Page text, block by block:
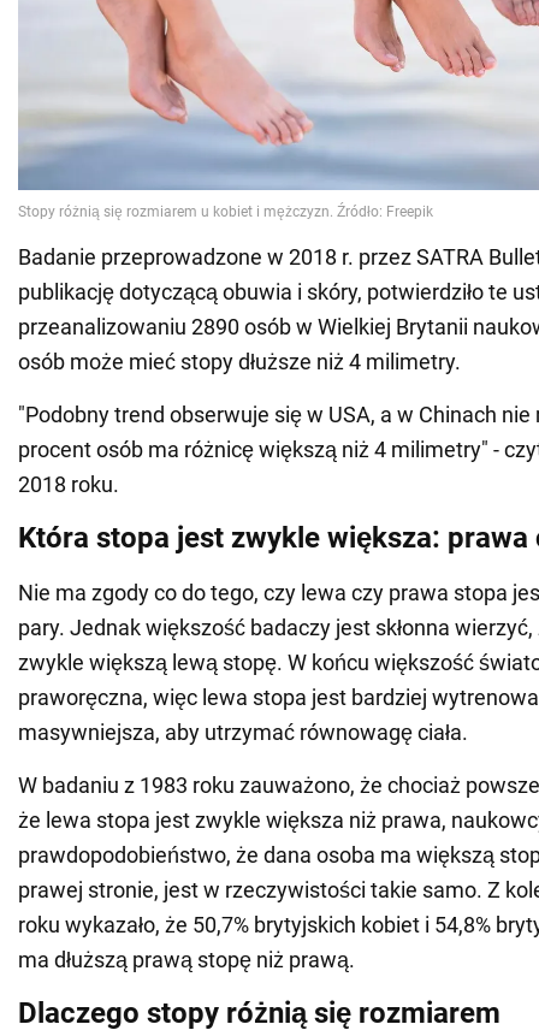
Badanie przeprowadzone w 2018 r. przez SATRA
publikację dotyczącą obuwia i skóry, potwierdziło te
przeanalizowaniu 2890 osób w Wielkiej Brytanii
osób może mieć stopy dłuższe niż 4 milimetry.
"Podobny trend obserwuje się w USA, a w Chinach nie
procent osób ma różnicę większą niż 4 milimetry" -
2018 roku.
Która stopa jest zwykle większa: prawa
Nie ma zgody co do tego, czy lewa czy prawa stopa
pary. Jednak większość badaczy jest skłonna
zwykle większą lewą stopę. W końcu większość
praworęczna, więc lewa stopa jest bardziej
masywniejsza, aby utrzymać równowagę ciała.
W badaniu z 1983 roku zauważono, że chociaż
że lewa stopa jest zwykle większa niż prawa,
prawdopodobieństwo, że dana osoba ma większą
prawej stronie, jest w rzeczywistości takie samo. Z
roku wykazało, że 50,7% brytyjskich kobiet i 54,8%
ma dłuższą prawą stopę niż prawą.
Dlaczego stopy różnią się rozmiarem